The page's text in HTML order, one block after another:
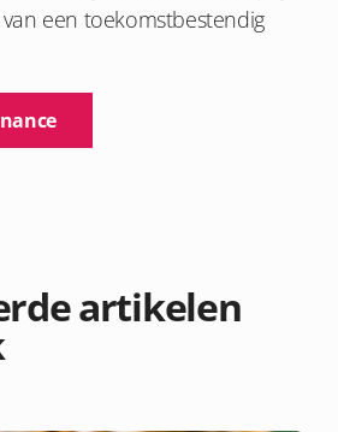
een toekomstbestendig
artikelen